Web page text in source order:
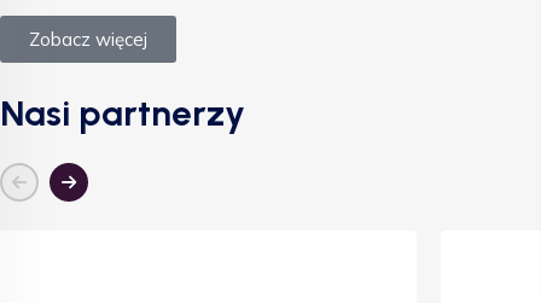
Zobacz więcej
Nasi partnerzy